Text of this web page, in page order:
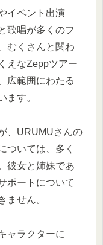
イベント出演
歌唱が多くのフ
むくさんと関わ
えなZeppツアー
広範囲にわたる
ます。
、URUMUさんの
ついては、多く
彼女と姉妹であ
ポートについて
ません。
ャラクターに